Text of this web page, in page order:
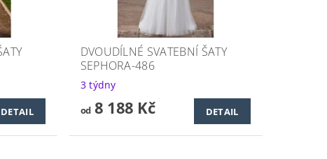
DETAIL
DVOUDÍLNÉ SVATEBNÍ ŠATY
SEPHORA-486
3 týdny
od8 188 Kč DETAIL